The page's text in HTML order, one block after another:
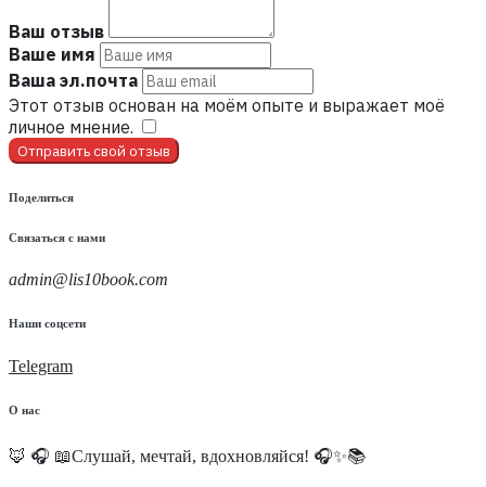
Ваш отзыв
Ваше имя
Ваша эл.почта
Этот отзыв основан на моём опыте и выражает моё
личное мнение.
Отправить свой отзыв
Поделиться
Связаться с нами
admin@lis10book.com
Наши соцсети
Telegram
О нас
🦊 🎧 📖Слушай, мечтай, вдохновляйся! 🎧✨📚